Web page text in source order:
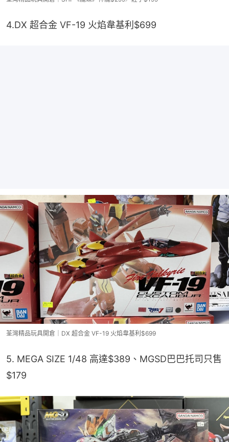
4.DX 超合金 VF-19 火焰韋基利$699
荃灣精品玩具開倉｜DX 超合金 VF-19 火焰韋基利$699
5. MEGA SIZE 1/48 高達$389、MGSD巴巴托司只售
$179